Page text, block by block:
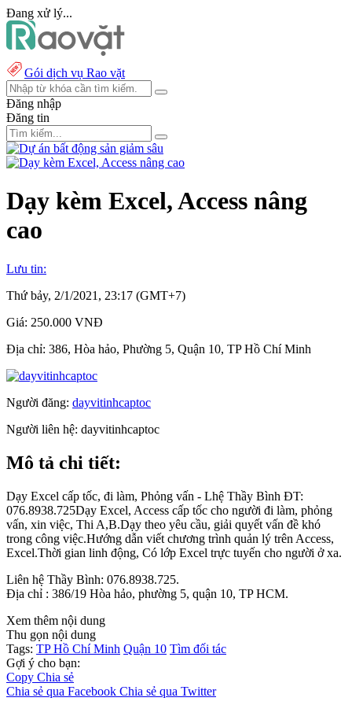
Đang xử lý...
Gói dịch vụ Rao vặt
Đăng nhập
Đăng tin
Dạy kèm Excel, Access nâng
cao
Lưu tin:
Thứ bảy, 2/1/2021, 23:17 (GMT+7)
Giá: 250.000 VNĐ
Địa chỉ: 386, Hòa hảo, Phường 5, Quận 10, TP Hồ Chí Minh
Người đăng: dayvitinhcaptoc
Người liên hệ: dayvitinhcaptoc
Mô tả chi tiết:
Dạy Excel cấp tốc, đi làm, Phỏng vấn - Lhệ Thầy Bình ĐT:
076.8938.725Dạy Excel, Access cấp tốc cho người đi làm, phỏng
vấn, xin việc, Thi A,B.Dạy theo yêu cầu, giải quyết vấn đề khó
trong công việc.Hướng dẫn viết chương trình quản lý trên Access,
Excel.Thời gian linh động, Có lớp Excel trực tuyến cho người ở xa.
Liên hệ Thầy Bình: 076.8938.725.
Địa chỉ : 386/19 Hòa hảo, phường 5, quận 10, TP HCM.
Xem thêm nội dung
Thu gọn nội dung
Tags: TP Hồ Chí Minh Quận 10 Tìm đối tác
Gợi ý cho bạn:
Copy Chia sẻ
Chia sẻ qua Facebook Chia sẻ qua Twitter